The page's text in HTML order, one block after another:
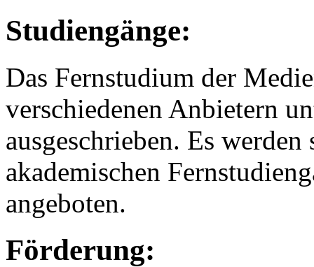
Studiengänge:
Das Fernstudium der
verschiedenen Anbietern
ausgeschrieben. Es
akademischen
angeboten.
Förderung: